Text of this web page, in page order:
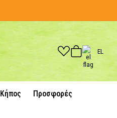
EL
Κήπος Προσφορές